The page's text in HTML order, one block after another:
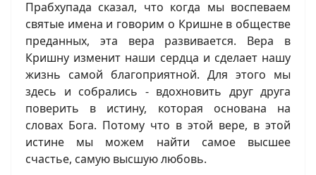
Прабхупада сказал, что когда мы воспеваем
святые имена и говорим о Кришне в обществе
преданных, эта вера развивается. Вера в
Кришну изменит наши сердца и сделает нашу
жизнь самой благоприятной. Для этого мы
здесь и собрались - вдохновить друг друга
поверить в истину, которая основана на
словах Бога. Потому что в этой вере, в этой
истине мы можем найти самое высшее
счастье, самую высшую любовь.